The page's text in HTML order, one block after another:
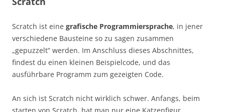
Scratch ist eine grafische Programmiersprache, in jener
verschiedene Bausteine so zu sagen zusammen
„gepuzzelt“ werden. Im Anschluss dieses Abschnittes,
findest du einen kleinen Beispielcode, und das
ausführbare Programm zum gezeigten Code.
An sich ist Scratch nicht wirklich schwer. Anfangs, beim
starten von Scratch, hat man nur eine Katzenfigur